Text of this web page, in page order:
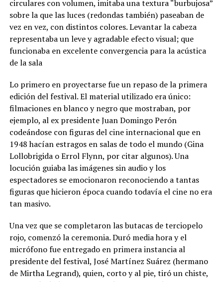
circulares con volumen, imitaba una textura “burbujosa”
sobre la que las luces (redondas también) paseaban de
vez en vez, con distintos colores. Levantar la cabeza
representaba un leve y agradable efecto visual; que
funcionaba en excelente convergencia para la acústica
de la sala
Lo primero en proyectarse fue un repaso de la primera
edición del festival. El material utilizado era único:
filmaciones en blanco y negro que mostraban, por
ejemplo, al ex presidente Juan Domingo Perón
codeándose con figuras del cine internacional que en
1948 hacían estragos en salas de todo el mundo (Gina
Lollobrigida o Errol Flynn, por citar algunos). Una
locución guiaba las imágenes sin audio y los
espectadores se emocionaron reconociendo a tantas
figuras que hicieron época cuando todavía el cine no era
tan masivo.
Una vez que se completaron las butacas de terciopelo
rojo, comenzó la ceremonia. Duró media hora y el
micrófono fue entregado en primera instancia al
presidente del festival, José Martínez Suárez (hermano
de Mirtha Legrand), quien, corto y al pie, tiró un chiste,